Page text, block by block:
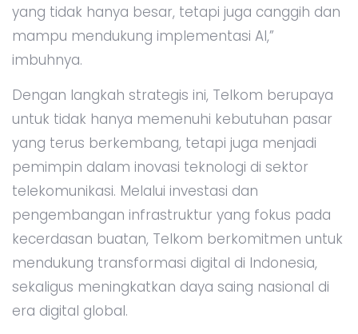
yang tidak hanya besar, tetapi juga canggih dan
mampu mendukung implementasi AI,”
imbuhnya.
Dengan langkah strategis ini, Telkom berupaya
untuk tidak hanya memenuhi kebutuhan pasar
yang terus berkembang, tetapi juga menjadi
pemimpin dalam inovasi teknologi di sektor
telekomunikasi. Melalui investasi dan
pengembangan infrastruktur yang fokus pada
kecerdasan buatan, Telkom berkomitmen untuk
mendukung transformasi digital di Indonesia,
sekaligus meningkatkan daya saing nasional di
era digital global.